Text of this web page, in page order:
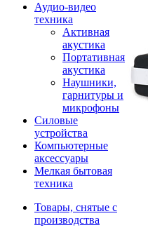
Аудио-видео
техника
Активная
акустика
Портативная
акустика
Наушники,
гарнитуры и
микрофоны
Силовые
устройства
Компьютерные
аксессуары
Мелкая бытовая
техника
Товары, снятые с
производства